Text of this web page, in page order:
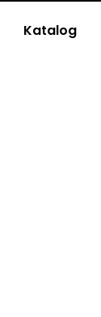
Katalog